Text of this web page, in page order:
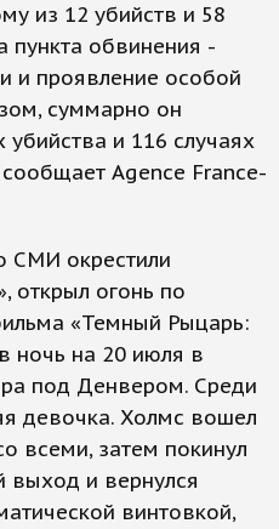
из 12 убийств и 58
пункта обвинения -
и проявление особой
суммарно он
убийства и 116 случаях
Agence France-
СМИ окрестили
открыл огонь по
«Темный Рыцарь:
ночь на 20 июля в
под Денвером. Среди
девочка. Холмс вошел
всеми, затем покинул
выход и вернулся
винтовкой,